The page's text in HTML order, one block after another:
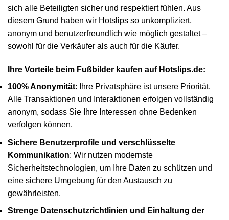
sich alle Beteiligten sicher und respektiert fühlen. Aus
diesem Grund haben wir Hotslips so unkompliziert,
anonym und benutzerfreundlich wie möglich gestaltet –
sowohl für die Verkäufer als auch für die Käufer.
Ihre Vorteile beim Fußbilder kaufen auf Hotslips.de:
100% Anonymität: Ihre Privatsphäre ist unsere Priorität.
Alle Transaktionen und Interaktionen erfolgen vollständig
anonym, sodass Sie Ihre Interessen ohne Bedenken
verfolgen können.
Sichere Benutzerprofile und verschlüsselte
Kommunikation: Wir nutzen modernste
Sicherheitstechnologien, um Ihre Daten zu schützen und
eine sichere Umgebung für den Austausch zu
gewährleisten.
Strenge Datenschutzrichtlinien und Einhaltung der